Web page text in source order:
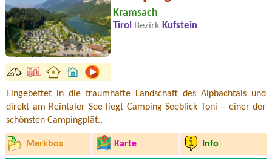
Kramsach
Tirol Bezirk Kufstein
Eingebettet in die traumhafte Landschaft des Alpbachtals und
direkt am Reintaler See liegt Camping Seeblick Toni – einer der
schönsten Campingplät..
Merkbox Karte Info